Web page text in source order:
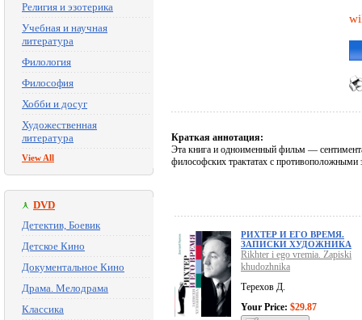
Религия и эзотерика
Учебная и научная
литература
Филология
Философия
Хобби и досуг
Художественная
литература
View All
DVD
Детектив, Боевик
Детское Кино
Документальное Кино
Драма. Мелодрама
Классика
Краткая аннотация:
Эта книга и одноименный фильм —
философских трактатах с противоположными
РИХТЕР И ЕГО ВРЕМЯ.
ЗАПИСКИ ХУДОЖНИКА
Rikhter i ego vremia. Zapiski
khudozhnika
Терехов Д.
Your Price: $29.87